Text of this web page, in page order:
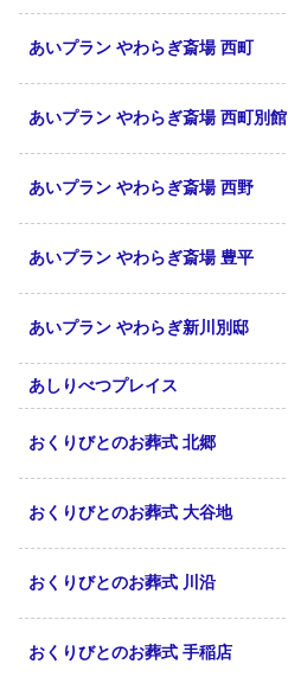
あいプラン やわらぎ斎場 西町
あいプラン やわらぎ斎場 西町別館
あいプラン やわらぎ斎場 西野
あいプラン やわらぎ斎場 豊平
あいプラン やわらぎ新川別邸
あしりべつプレイス
おくりびとのお葬式 北郷
おくりびとのお葬式 大谷地
おくりびとのお葬式 川沿
おくりびとのお葬式 手稲店